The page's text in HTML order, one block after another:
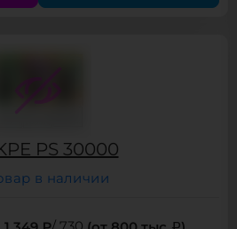
PS 30000
в наличии